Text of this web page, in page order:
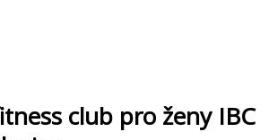
club pro ženy IBC